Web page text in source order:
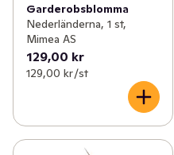
Garderobsblomma
Nederländerna, 1 st,
Mimea AS
129,00 kr
129,00 kr /st